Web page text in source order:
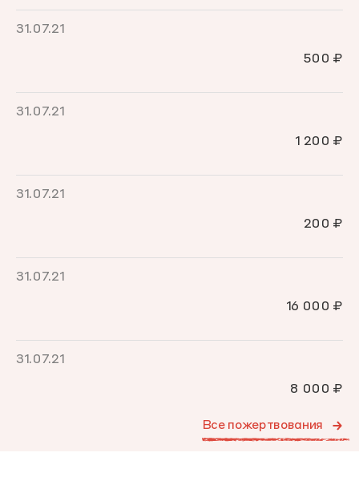
31.07.21
500 ₽
31.07.21
1 200 ₽
31.07.21
200 ₽
31.07.21
16 000 ₽
31.07.21
8 000 ₽
Все пожертвования